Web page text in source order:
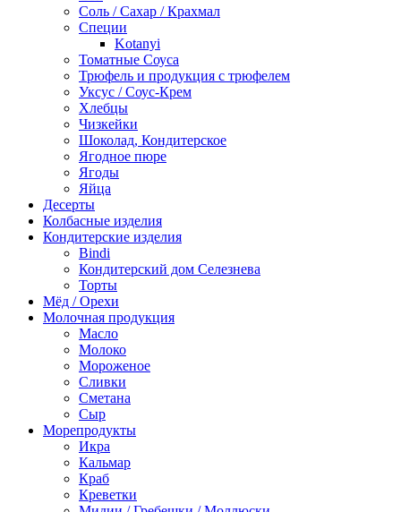
Соль / Сахар / Крахмал
Специи
Kotanyi
Томатные Соуса
Трюфель и продукция с трюфелем
Уксус / Соус-Крем
Хлебцы
Чизкейки
Шоколад, Кондитерское
Ягодное пюре
Ягоды
Яйца
Десерты
Колбасные изделия
Кондитерские изделия
Bindi
Кондитерский дом Селезнева
Торты
Мёд / Орехи
Молочная продукция
Масло
Молоко
Мороженое
Сливки
Сметана
Сыр
Морепродукты
Икра
Кальмар
Краб
Креветки